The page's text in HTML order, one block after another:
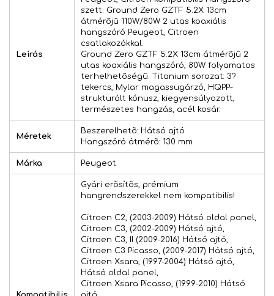
Leírás
szett. Ground Zero GZTF 5.2X 13cm
átmérõjû 110W/80W 2 utas koaxiális
hangszóró Peugeot, Citroen
csatlakozókkal.
Ground Zero GZTF 5.2X 13cm átmérõjû 2
utas koaxiális hangszóró, 80W folyamatos
terhelhetõségû. Titanium sorozat: 3?
tekercs, Mylar magassugárzó, HQPP-
strukturált kónusz, kiegyensúlyozott,
természetes hangzás, acél kosár.
Méretek
Beszerelhetõ: Hátsó ajtó
Hangszóró átmérõ: 130 mm
Márka Peugeot
Gyári erõsítõs, prémium
hangrendszerekkel nem kompatibilis!
Citroen C2, (2003-2009) Hátsó oldal panel,
Citroen C3, (2002-2009) Hátsó ajtó,
Citroen C3, II (2009-2016) Hátsó ajtó,
Citroen C3 Picasso, (2009-2017) Hátsó ajtó,
Citroen Xsara, (1997-2004) Hátsó ajtó,
Hátsó oldal panel,
Citroen Xsara Picasso, (1999-2010) Hátsó